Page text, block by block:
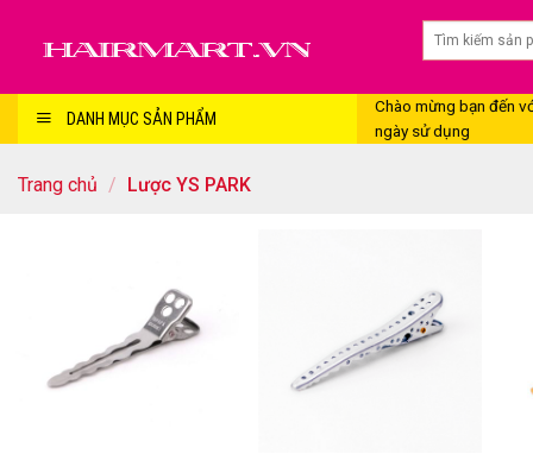
DANH MỤC SẢN PHẨM
Chào mừng bạn đến
ngày sử dụng
Trang chủ / Lược YS PARK